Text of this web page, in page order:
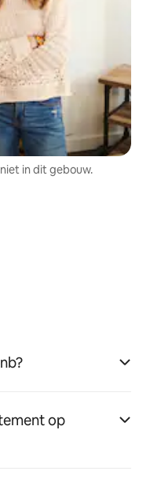
in dit gebouw.
op